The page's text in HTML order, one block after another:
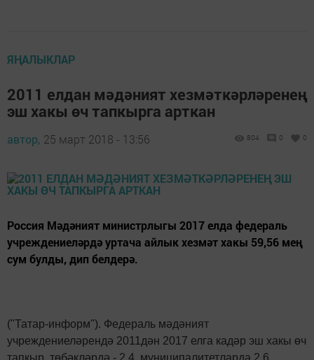
ЯҢАЛЫКЛАР
2011 елдан мәдәният хезмәткәрләренең
эш хакы өч тапкырга арткан
автор, 25 март 2018 - 13:56 804 0 0
Россия Мәдәният министрлыгы 2017 елда федераль
учреждениеләрдә уртача айлык хезмәт хакы 59,56 мең
сум булды, дип белдерә.
("Татар-информ"). Федераль мәдәният
учреждениеләрендә 2011дән 2017 елга кадәр эш хакы өч
тапкыр, төбәкләрдә - 2,4, муниципалитетларда 2,6